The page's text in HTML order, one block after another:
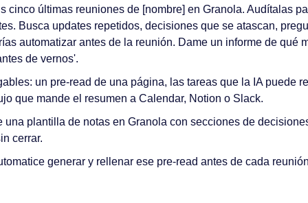
cinco últimas reuniones de [nombre] en Granola. Audítalas
Busca updates repetidos, decisiones que se atascan,
automatizar antes de la reunión. Dame un informe de qué
de vernos'.
un pre-read de una página, las tareas que la IA puede
que mande el resumen a Calendar, Notion o Slack.
una plantilla de notas en Granola con secciones de
cerrar.
generar y rellenar ese pre-read antes de cada